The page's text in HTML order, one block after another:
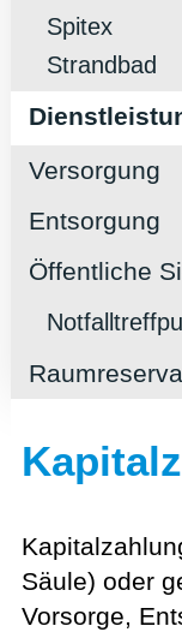
Spitex
Strandbad
Versorgung
Entsorgung
Öffentliche
Säule) oder
Vorsorge,